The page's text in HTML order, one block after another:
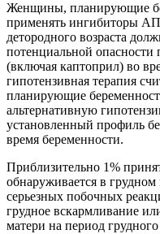
Женщины, планирующие
применять ингибиторы
детородного возраста
потенциальной
(включая каптоприл) во
гипотензивная терапия
планирующие
альтернативную
установленный профиль
время беременности.
Приблизительно 1%
обнаруживается в
серьезных побочных
грудное вскармливание
матери на период